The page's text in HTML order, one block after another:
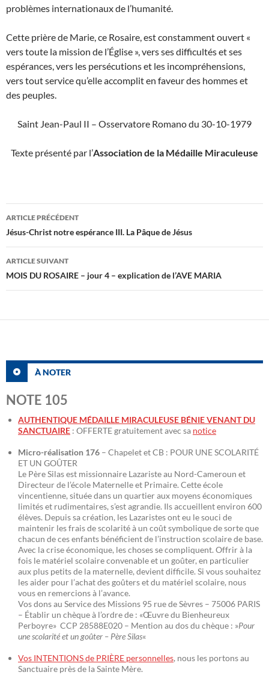
problèmes internationaux de l’humanité.
Cette prière de Marie, ce Rosaire, est constamment ouvert «
vers toute la mission de l’Église », vers ses difficultés et ses
espérances, vers les persécutions et les incompréhensions,
vers tout service qu’elle ac­complit en faveur des hommes et
des peuples.
Saint Jean-Paul II – Osservatore Romano du 30-10-1979
Texte présenté par l’Association de la Médaille Miraculeuse
Navigation
des
articles
ARTICLE PRÉCÉDENT
Jésus-Christ notre espérance III. La Pâque de Jésus
ARTICLE SUIVANT
MOIS DU ROSAIRE – jour 4 – explication de l’AVE MARIA
À NOTER
NOTE 105
AUTHENTIQUE MÉDAILLE MIRACULEUSE BÉNIE VENANT DU
SANCTUAIRE : OFFERTE gratuitement avec sa notice
Micro-réalisation 176 – Chapelet et CB : POUR UNE SCOLARITÉ
ET UN GOÛTER
Le Père Silas est missionnaire Lazariste au Nord-Cameroun et
Directeur de l’école Maternelle et Primaire. Cette école
vincentienne, située dans un quartier aux moyens économiques
limités et rudimentaires, s’est agrandie. Ils accueillent environ 600
élèves. Depuis sa création, les Lazaristes ont eu le souci de
maintenir les frais de scolarité à un coût symbolique de sorte que
chacun de ces enfants bénéficient de l’instruction scolaire de base.
Avec la crise économique, les choses se compliquent. Offrir à la
fois le matériel scolaire convenable et un goûter, en particulier
aux plus petits de la maternelle, devient difficile. Si vous souhaitez
les aider pour l’achat des goûters et du matériel scolaire, nous
vous en remercions à l’avance.
Vos dons au Service des Missions 95 rue de Sèvres – 75006 PARIS
– Établir un chèque à l’ordre de : «Œuvre du Bienheureux
Perboyre» CCP 28588E020 – Mention au dos du chèque : »Pour
une scolarité et un goûter – Père Silas«
Vos INTENTIONS de PRIÈRE personnelles, nous les portons au
Sanctuaire près de la Sainte Mère.